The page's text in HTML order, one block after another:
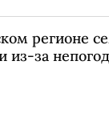
регионе
из-за